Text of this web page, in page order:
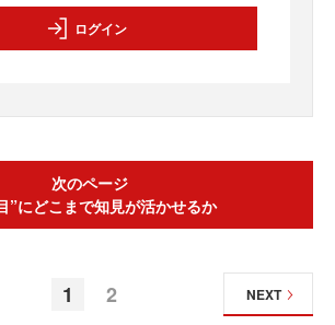
ログイン
次のページ
”にどこまで知見が活かせるか
1 2 NEXT